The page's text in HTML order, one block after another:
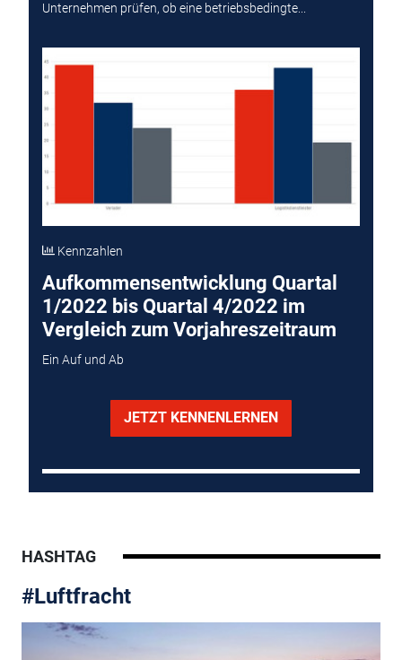
Unternehmen prüfen, ob eine betriebsbedingte...
Kennzahlen
Aufkommensentwicklung Quartal
1/2022 bis Quartal 4/2022 im
Vergleich zum Vorjahreszeitraum
Ein Auf und Ab
JETZT KENNENLERNEN
HASHTAG
#Luftfracht